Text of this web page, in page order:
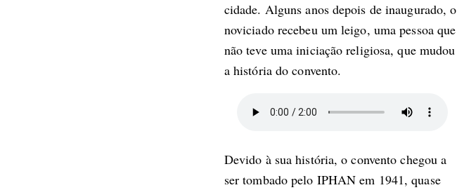
cidade. Alguns anos depois de inaugurado, o
noviciado recebeu um leigo, uma pessoa que
não teve uma iniciação religiosa, que mudou
a história do convento.
Devido à sua história, o convento chegou a
ser tombado pelo IPHAN em 1941, quase